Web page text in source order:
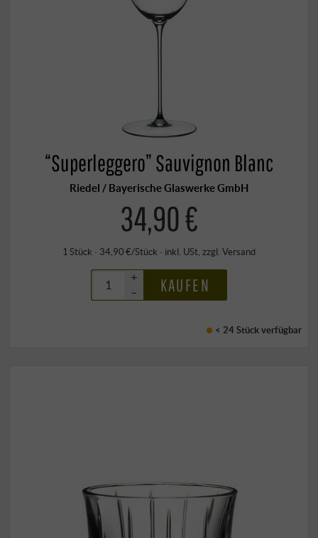
“Superleggero” Sauvignon Blanc
Riedel / Bayerische Glaswerke GmbH
34,90 €
1 Stück · 34,90 €/Stück · inkl. USt , zzgl. Versand
+
–
KAUFEN
< 24 Stückverfügbar